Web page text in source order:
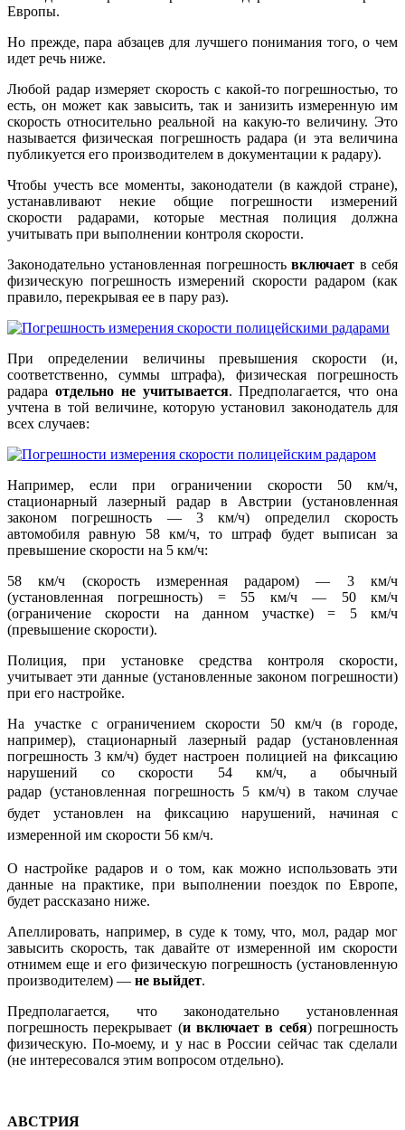
Европы.
Но прежде, пара абзацев для лучшего понимания того, о чем
идет речь ниже.
Любой радар измеряет скорость с какой-то погрешностью, то
есть, он может как завысить, так и занизить измеренную им
скорость относительно реальной на какую-то величину. Это
называется физическая погрешность радара (и эта величина
публикуется его производителем в документации к радару).
Чтобы учесть все моменты, законодатели (в каждой стране),
устанавливают некие общие погрешности измерений
скорости радарами, которые местная полиция должна
учитывать при выполнении контроля скорости.
Законодательно установленная погрешностьвключает в себя
физическую погрешность измерений скорости радаром (как
правило, перекрывая ее в пару раз).
При определении величины превышения скорости (и,
соответственно, суммы штрафа), физическая погрешность
радара отдельно не учитывается. Предполагается, что она
учтена в той величине, которую установил законодатель для
всех случаев:
Например, если при ограничении скорости 50 км/ч,
стационарный лазерный радар в Австрии (установленная
законом погрешность — 3 км/ч) определил скорость
автомобиля равную 58 км/ч, то штраф будет выписан за
превышение скорости на 5 км/ч:
58 км/ч (скорость измеренная радаром) — 3 км/ч
(установленная погрешность) = 55 км/ч — 50 км/ч
(ограничение скорости на данном участке) = 5 км/ч
(превышение скорости).
Полиция, при установке средства контроля скорости,
учитывает эти данные (установленные законом погрешности)
при его настройке.
На участке с ограничением скорости 50 км/ч (в городе,
например), стационарный лазерный радар (установленная
погрешность 3 км/ч) будет настроен полицией на фиксацию
нарушений со скорости 54 км/ч, а обычный
радар (установленная погрешность 5 км/ч)в таком случае
будет установлен на фиксацию нарушений, начиная с
измеренной им скорости 56 км/ч.
О настройке радаров и о том, как можно использовать эти
данные на практике, при выполнении поездок по Европе,
будет рассказано ниже.
Апеллировать, например, в суде к тому, что, мол, радар мог
завысить скорость, так давайте от измеренной им скорости
отнимем еще и его физическую погрешность (установленную
производителем) — не выйдет.
Предполагается, что законодательно установленная
погрешность перекрывает (и включает в себя) погрешность
физическую. По-моему, и у нас в России сейчас так сделали
(не интересовался этим вопросом отдельно).
АВСТРИЯ